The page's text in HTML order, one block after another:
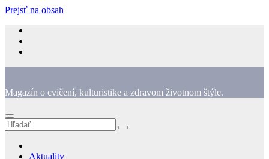
Prejsť na obsah
Magazín o cvičení, kulturistike a zdravom životnom štýle.
Aktuality